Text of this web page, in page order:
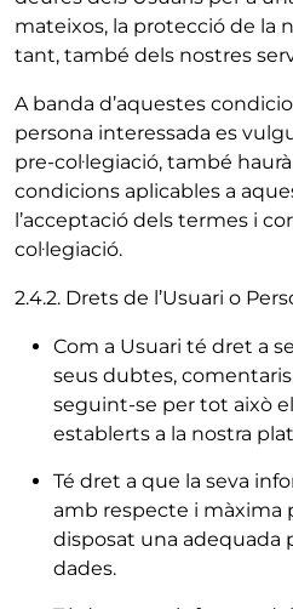
mateixos, la protecció de la
tant, també dels nostres
A banda d’aquestes
persona interessada es
pre-col·legiació, també
condicions aplicables a
l’acceptació dels termes i
col·legiació.
2.4.2. Drets de l’Usuari o
Com a Usuari té dret a
seus dubtes,
seguint-se per tot això
establerts a la nostra
Té dret a que la seva
amb respecte i màxima
disposat una adequada
dades.